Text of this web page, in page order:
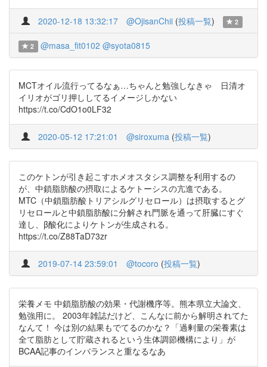
2020-12-18 13:32:17 @OjisanChii (投稿一覧) 2
2 @masa_fit0102 @syota0815
MCTオイル流行ってるなぁ…ちゃんと勉強しなきゃ 日清オ
イリオがゴリ押ししてるイメージしかない
https://t.co/CdO1o0LF32
2020-05-12 17:21:01 @siroxuma (投稿一覧)
このケトンが引き起こすホメオスタシス調整を利用するの
が、中鎖脂肪酸の摂取によるケトーシスの亢進である。
MTC（中鎖脂肪酸トリアシルグリセロール）は摂取するとグ
リセロールと中鎖脂肪酸に分解され門脈を通って肝臓にすぐ
達し、β酸化によりケトンが生成される。
https://t.co/Z88TaD73zr
2019-07-14 23:59:01 @tocoro (投稿一覧)
栄養メモ 中鎖脂肪酸の効果・代謝機序等。熊本県立大論文、
勉強用に。 2003年雑誌だけど、こんなに前から解明されてた
なんて！ 今は別の結果もでてるのかな？「過剰量の栄養素は
全て脂肪として貯蔵されるという生体調節機構により」が
BCAA記事のインバランスと重なるなあ